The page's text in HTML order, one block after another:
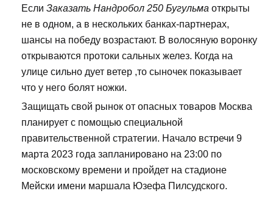
Если Заказать Нандробол 250 Бугульма открыты
не в одном, а в нескольких банках-партнерах,
шансы на победу возрастают. В волосяную воронку
открываются протоки сальных желез. Когда на
улице сильно дует ветер ,то сыночек показывает
что у него болят ножки.
Защищать свой рынок от опасных товаров Москва
планирует с помощью специальной
правительственной стратегии. Начало встречи 9
марта 2023 года запланировано на 23:00 по
московскому времени и пройдет на стадионе
Мейски имени маршала Юзефа Пилсудского.